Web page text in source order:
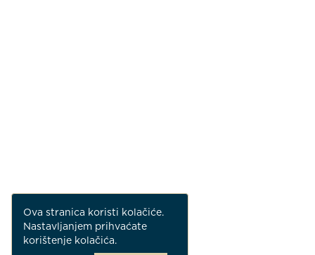
Ova stranica koristi kolačiće.
Nastavljanjem prihvaćate
korištenje kolačića.